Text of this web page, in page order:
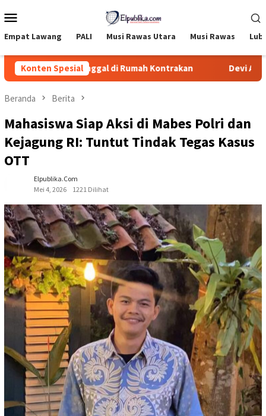
ke
Mobile
Empat Lawang PALI Musi Rawas Utara Musi Rawas
Konten Spesial
Meninggal di Rumah Kontrakan Devi Arianto
Beranda Berita
Mahasiswa Siap Aksi di Mabes Polri dan
Kejagung RI: Tuntut Tindak Tegas Kasus
OTT
Elpublika.com
Mei 4, 2026
1221 Dilihat